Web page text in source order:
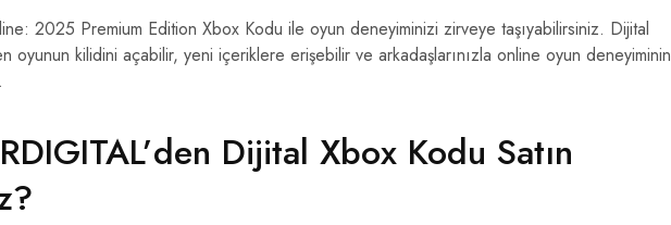
2025 Premium Edition Xbox Kodu ile oyun deneyiminizi zirveye taşıyabilirsiniz. Dijital
oyunun kilidini açabilir, yeni içeriklere erişebilir ve arkadaşlarınızla online oyun deneyiminin
Dijital Xbox Kodu Satın